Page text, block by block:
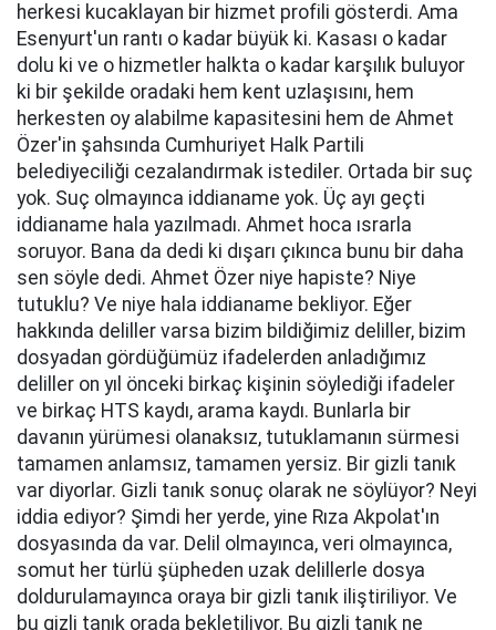
herkesi kucaklayan bir hizmet profili gösterdi. Ama
Esenyurt'un rantı o kadar büyük ki. Kasası o kadar
dolu ki ve o hizmetler halkta o kadar karşılık buluyor
ki bir şekilde oradaki hem kent uzlaşısını, hem
herkesten oy alabilme kapasitesini hem de Ahmet
Özer'in şahsında Cumhuriyet Halk Partili
belediyeciliği cezalandırmak istediler. Ortada bir suç
yok. Suç olmayınca iddianame yok. Üç ayı geçti
iddianame hala yazılmadı. Ahmet hoca ısrarla
soruyor. Bana da dedi ki dışarı çıkınca bunu bir daha
sen söyle dedi. Ahmet Özer niye hapiste? Niye
tutuklu? Ve niye hala iddianame bekliyor. Eğer
hakkında deliller varsa bizim bildiğimiz deliller, bizim
dosyadan gördüğümüz ifadelerden anladığımız
deliller on yıl önceki birkaç kişinin söylediği ifadeler
ve birkaç HTS kaydı, arama kaydı. Bunlarla bir
davanın yürümesi olanaksız, tutuklamanın sürmesi
tamamen anlamsız, tamamen yersiz. Bir gizli tanık
var diyorlar. Gizli tanık sonuç olarak ne söylüyor? Neyi
iddia ediyor? Şimdi her yerde, yine Rıza Akpolat'ın
dosyasında da var. Delil olmayınca, veri olmayınca,
somut her türlü şüpheden uzak delillerle dosya
doldurulamayınca oraya bir gizli tanık iliştiriliyor. Ve
bu gizli tanık orada bekletiliyor. Bu gizli tanık ne